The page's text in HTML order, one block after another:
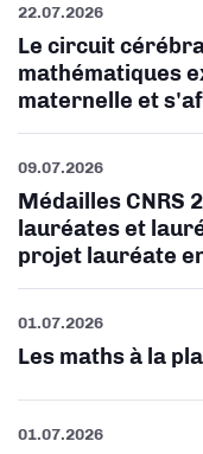
22.07.2026
Le circuit
mathématiques
maternelle et
09.07.2026
Médailles CNRS
lauréates et
projet lauréate
01.07.2026
Les maths à la
01.07.2026